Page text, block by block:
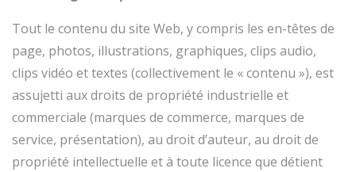
Tout le contenu du site Web, y compris les en-têtes de
page, photos, illustrations, graphiques, clips audio,
clips vidéo et textes (collectivement le « contenu »), est
assujetti aux droits de propriété industrielle et
commerciale (marques de commerce, marques de
service, présentation), au droit d’auteur, au droit de
propriété intellectuelle et à toute licence que détient